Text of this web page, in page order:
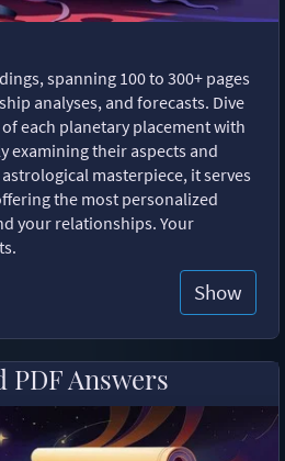
spanning 100 to 300+ pages
analyses, and forecasts. Dive
each planetary placement with
examining their aspects and
masterpiece, it serves
the most personalized
your relationships. Your
Show
PDF Answers